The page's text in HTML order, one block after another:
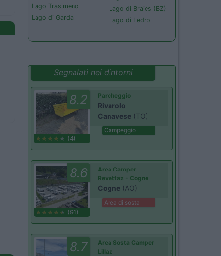
Lago Trasimeno
Lago di Garda
Lago di Braies (BZ)
Lago di Ledro
Segnalati nei dintorni
8.2
(4)
Parcheggio
Rivarolo
Canavese (TO)
Campeggio
8.6
(91)
Area Camper
Revettaz - Cogne
Cogne (AO)
Area di sosta
8.7
Area Sosta Camper
Lillaz